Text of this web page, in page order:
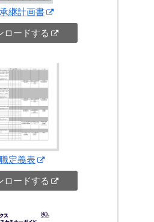
継計画書
ロードする
定義表
ロードする